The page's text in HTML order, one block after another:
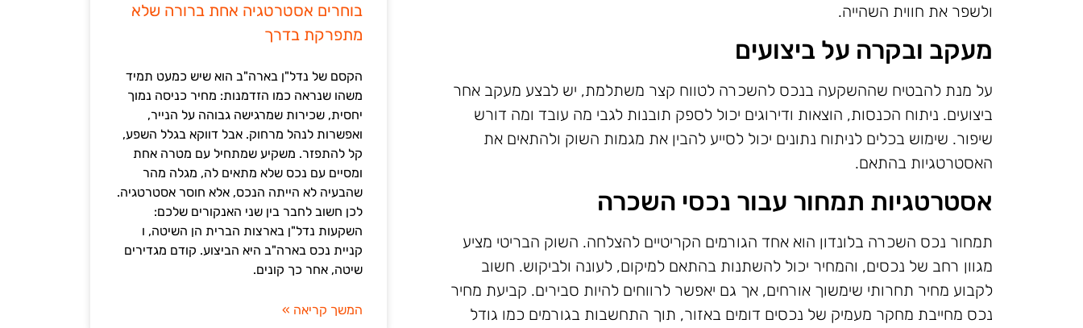
בוחרים אסטרטגיה אחת ברורה שלא
מתפרקת בדרך
הקסם של נדל"ן בארה"ב הוא שיש כמעט תמיד
משהו שנראה כמו הזדמנות: מחיר כניסה נמוך
יחסית, שכירות שמרגישה גבוהה על הנייר,
ואפשרות לנהל מרחוק. אבל דווקא בגלל השפע,
קל להתפזר. משקיע שמתחיל עם מטרה אחת
ומסיים עם נכס שלא מתאים לה, מגלה מהר
שהבעיה לא הייתה הנכס, אלא חוסר אסטרטגיה.
לכן חשוב לחבר בין שני האנקורים שלכם:
השקעות נדל"ן בארצות הברית הן השיטה, ו
קניית נכס בארה"ב היא הביצוע. קודם מגדירים
שיטה, אחר כך קונים.
המשך קריאה »
ולשפר את חווית השהייה.
מעקב ובקרה על ביצועים
על מנת להבטיח שההשקעה בנכס להשכרה לטווח קצר משתלמת, יש לבצע מעקב אחר
ביצועים. ניתוח הכנסות, הוצאות ודירוגים יכול לספק תובנות לגבי מה עובד ומה דורש
שיפור. שימוש בכלים לניתוח נתונים יכול לסייע להבין את מגמות השוק ולהתאים את
האסטרטגיות בהתאם.
אסטרטגיות תמחור עבור נכסי השכרה
תמחור נכס השכרה בלונדון הוא אחד הגורמים הקריטיים להצלחה. השוק הבריטי מציע
מגוון רחב של נכסים, והמחיר יכול להשתנות בהתאם למיקום, לעונה ולביקוש. חשוב
לקבוע מחיר תחרותי שימשוך אורחים, אך גם יאפשר לרווחים להיות סבירים. קביעת מחיר
נכס מחייבת מחקר מעמיק של נכסים דומים באזור, תוך התחשבות בגורמים כמו גודל